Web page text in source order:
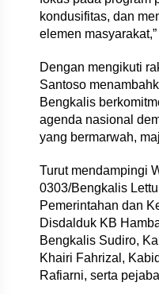
kondusifitas, dan
elemen
Dengan mengikuti
Santoso
Bengkalis
agenda nasional
yang bermarwah,
Turut mendampingi
0303/Bengkalis
Pemerintahan dan
Disdalduk KB
Bengkalis Sudiro,
Khairi Fahrizal,
Rafiarni, serta